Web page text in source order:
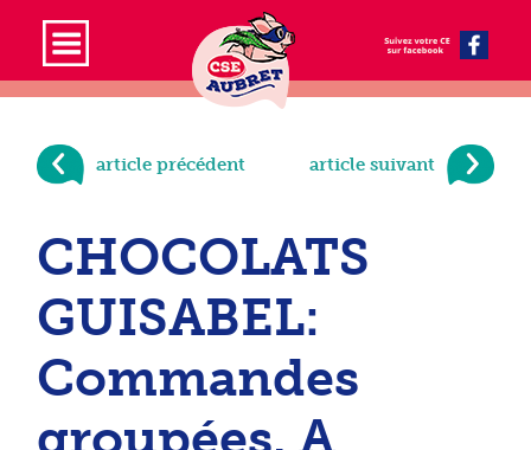
article précédent article suivant
CHOCOLATS
GUISABEL:
Commandes